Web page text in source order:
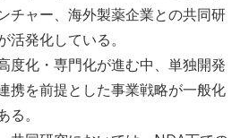
チャー、海外製薬企業との共同研
活発化している。
度化・専門化が進む中、単独開発
携を前提とした事業戦略が一般化
。